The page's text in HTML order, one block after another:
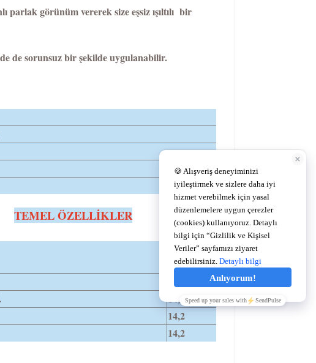
görünüm vererek size eşsiz ışıltılı bir
de sorunsuz bir şekilde uygulanabilir.
TEMEL ÖZELLİKLER
DIA
14,2
14,2
14,2